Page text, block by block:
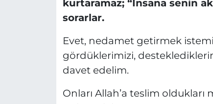
kurtaramaz; “İnsana senin
sorarlar.
Evet, nedamet getirmek
gördüklerimizi,
davet edelim.
Onları Allah’a teslim